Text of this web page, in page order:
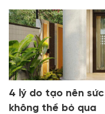
4 lý do tạo nên
không thể bỏ qua